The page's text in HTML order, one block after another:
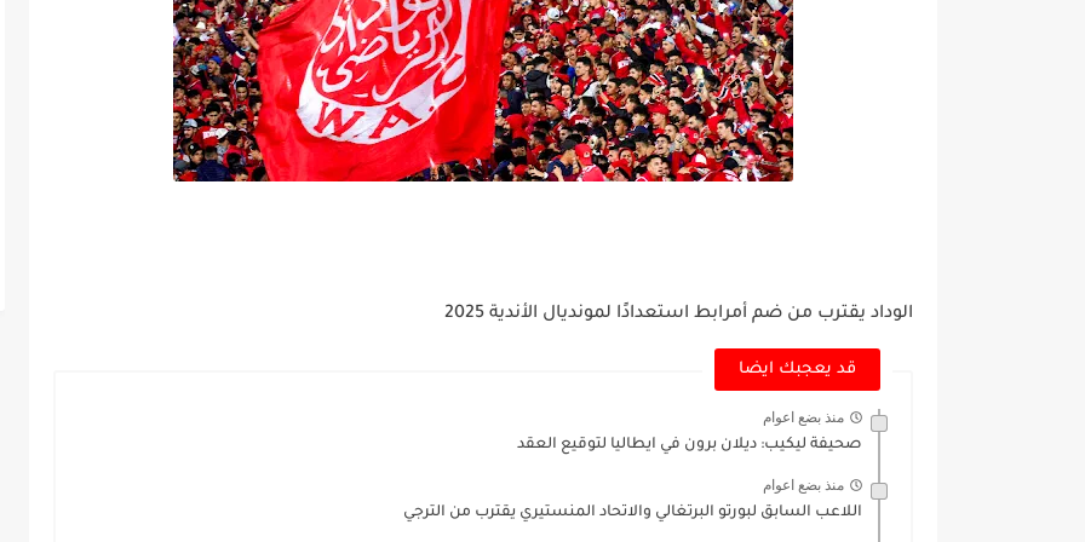
الوداد يقترب من ضم أمرابط استعدادًا لمونديال الأندية 2025
قد يعجبك ايضا
منذ بضع اعوام
صحيفة ليكيب: ديلان برون في ايطاليا لتوقيع العقد
منذ بضع اعوام
اللاعب السابق لبورتو البرتغالي والاتحاد المنستيري يقترب من الترجي